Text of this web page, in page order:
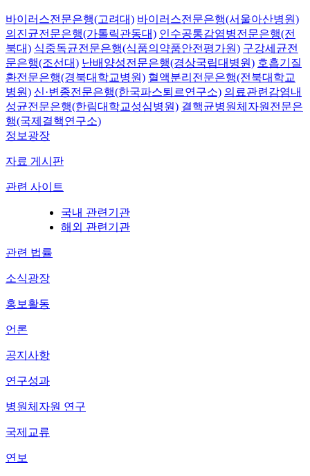
바이러스전문은행(고려대) 바이러스전문은행(서울아산병원)
의진균전문은행(가톨릭관동대) 인수공통감염병전문은행(전
북대) 식중독균전문은행(식품의약품안전평가원) 구강세균전
문은행(조선대) 난배양성전문은행(경상국립대병원) 호흡기질
환전문은행(경북대학교병원) 혈액분리전문은행(전북대학교
병원) 신·변종전문은행(한국파스퇴르연구소) 의료관련감염내
성균전문은행(한림대학교성심병원) 결핵균병원체자원전문은
행(국제결핵연구소)
정보광장
자료 게시판
관련 사이트
국내 관련기관
해외 관련기관
관련 법률
소식광장
홍보활동
언론
공지사항
연구성과
병원체자원 연구
국제교류
연보